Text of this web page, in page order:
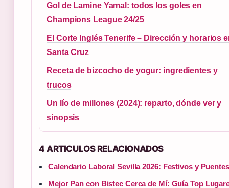
Gol de Lamine Yamal: todos los goles en
Champions League 24/25
El Corte Inglés Tenerife – Dirección y horarios
Santa Cruz
Receta de bizcocho de yogur: ingredientes y
trucos
Un lío de millones (2024): reparto, dónde ver y
sinopsis
4 ARTICULOS RELACIONADOS
Calendario Laboral Sevilla 2026: Festivos y Puentes
Mejor Pan con Bistec Cerca de Mí: Guía Top